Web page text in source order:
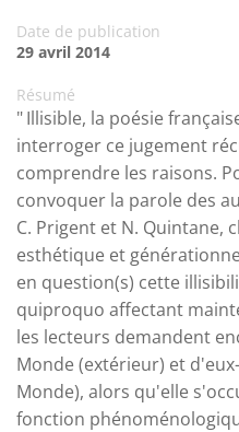
Date de publication
29 avril 2014
Résumé
" Illisible, la poésie
interroger ce jugement
comprendre les raisons.
convoquer la parole des
C. Prigent et N. Quintane,
esthétique et
en question(s) cette
quiproquo affectant
les lecteurs demandent
Monde (extérieur) et
Monde), alors qu'elle
fonction